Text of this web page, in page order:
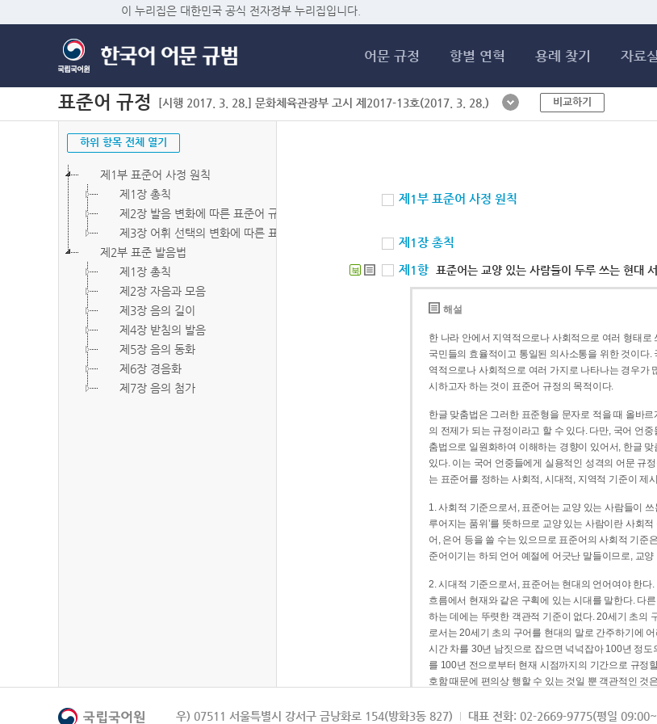
이 누리집은 대한민국 공식 전자정부 누리집입니다.
어문 규정 항별 연혁 용례 찾기 자료실
표준어 규정 [시행 2017. 3. 28.] 문화체육관광부 고시 제2017-13호(2017. 3. 28.) 비교하기
하위 항목 전체 열기
제1부 표준어 사정 원칙
제1장 총칙
제2장 발음 변화에 따른 표준어 규정
제3장 어휘 선택의 변화에 따른 표준어 규정
제2부 표준 발음법
제1장 총칙
제2장 자음과 모음
제3장 음의 길이
제4장 받침의 발음
제5장 음의 동화
제6장 경음화
제7장 음의 첨가
제1부 표준어 사정 원칙
제1장 총칙
북 제1항 표준어는 교양 있는 사람들이 두루 쓰는 현대
해설
한 나라 안에서 지역적으로나 사회적으로 여러 형태
국민들의 효율적이고 통일된 의사소통을 위한 것이다
역적으로나 사회적으로 여러 가지로 나타나는 경우가
시하고자 하는 것이 표준어 규정의 목적이다.
한글 맞춤법은 그러한 표준형을 문자로 적을 때 올바
의 전제가 되는 규정이라고 할 수 있다. 다만, 국어 언
춤법으로 일원화하여 이해하는 경향이 있어서, 한글
있다. 이는 국어 언중들에게 실용적인 성격의 어문 규
는 표준어를 정하는 사회적, 시대적, 지역적 기준이 제
1. 사회적 기준으로서, 표준어는 교양 있는 사람들이
루어지는 품위’를 뜻하므로 교양 있는 사람이란 사회
어, 은어 등을 쓸 수는 있으므로 표준어의 사회적 기준
준어이기는 하되 언어 예절에 어긋난 말들이므로, 교
2. 시대적 기준으로서, 표준어는 현대의 언어여야 한다
흐름에서 현재와 같은 구획에 있는 시대를 말한다. 다
하는 데에는 뚜렷한 객관적 기준이 없다. 20세기 초의
로서는 20세기 초의 구어를 현대의 말로 간주하기에
시간 차를 30년 남짓으로 잡으면 넉넉잡아 100년 정
를 100년 전으로부터 현재 시점까지의 기간으로 규정
호함 때문에 편의상 행할 수 있는 것일 뿐 객관적인 것
3. 지역적 기준으로서, 표준어는 서울말이어야 한다.
우) 07511 서울특별시 강서구 금낭화로 154(방화3동 827) 대표 전화: 02-2669-9775(평일